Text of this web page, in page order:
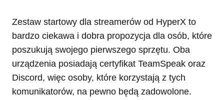
Zestaw startowy dla streamerów od HyperX to
bardzo ciekawa i dobra propozycja dla osób, które
poszukują swojego pierwszego sprzętu. Oba
urządzenia posiadają certyfikat TeamSpeak oraz
Discord, więc osoby, które korzystają z tych
komunikatorów, na pewno będą zadowolone.